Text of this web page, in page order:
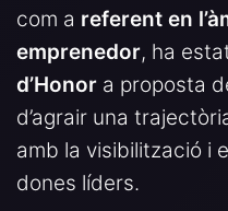
com a referent en
emprenedor, ha
d’Honor a proposta
d’agrair una
amb la visibilització i
dones líders.